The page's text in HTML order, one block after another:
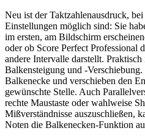
Neu ist der Taktzahlenausdruck,
Einstellungen möglich sind: Sie
im ersten, am Bildschirm
oder ob Score Perfect Professional
andere Intervalle darstellt.
Balkensteigung und -
Balkenecke und verschieben den
gewünschte Stelle. Auch
rechte Maustaste oder wahlweise
Mißverständnisse auszuschließen,
Noten die Balkenecken-Funktion